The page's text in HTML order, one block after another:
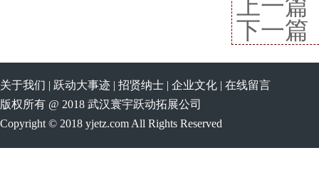
上一篇
下一篇
关于我们 | 跃动大事迹 | 招贤纳士 | 企业文化 | 在线留言
版权所有 @ 2018 武汉寰宇跃动拓展公司
Copyright © 2018 yjetz.com All Rights Reserved